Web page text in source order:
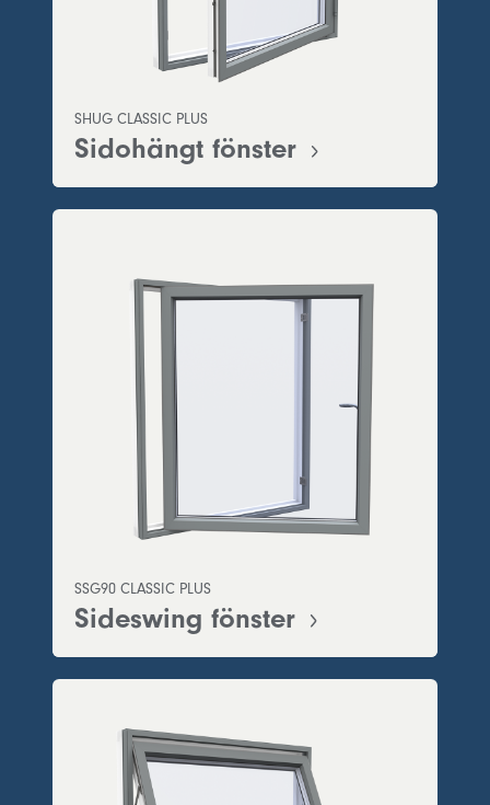
SHUG CLASSIC PLUS
Sidohängt fönster
SSG90 CLASSIC PLUS
Sideswing fönster